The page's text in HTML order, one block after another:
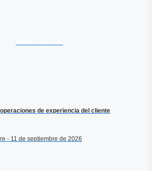
de experiencia del cliente
- 11 de septiembre de 2026